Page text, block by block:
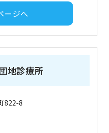
ージへ
地診療所
822-8